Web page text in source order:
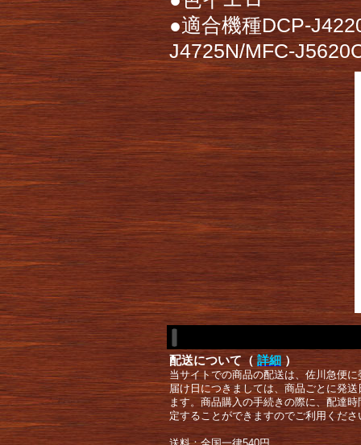
●適合機種DCP-
J4725N/MFC-
配送について（ 詳細 ）
当サイトでの商品の配送は、佐川急便
届け日につきましては、商品ごとに発
ます。商品購入の手続きの際に、配達
定することができますのでご利用くださ